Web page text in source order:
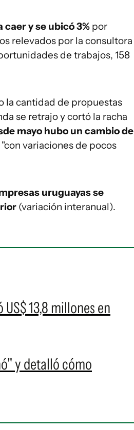
y se ubicó 3% por
relevados por la consultora
de trabajos, 158
la cantidad de propuestas
se retrajo y cortó la racha
mayo hubo un cambio de
variaciones de pocos
uruguayas se
(variación interanual).
13,8 millones en
y detalló cómo